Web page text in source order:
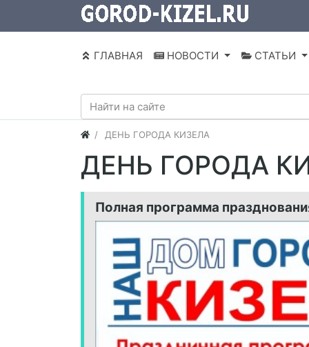
ГЛАВНАЯ НОВОСТИ СТАТЬИ
ДЕНЬ ГОРОДА КИЗЕЛА
ДЕНЬ ГОРОДА
Полная программа